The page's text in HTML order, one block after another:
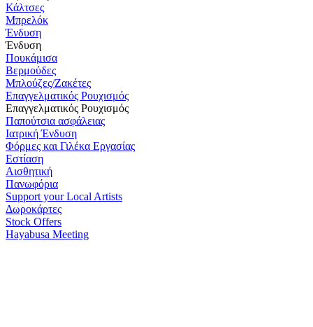
Κάλτσες
Μπρελόκ
Ένδυση
Ένδυση
Πουκάμισα
Βερμούδες
Μπλούζες/Ζακέτες
Επαγγελματικός Ρουχισμός
Επαγγελματικός Ρουχισμός
Παπούτσια ασφάλειας
Ιατρική Ένδυση
Φόρμες και Γιλέκα Εργασίας
Εστίαση
Αισθητική
Πανωφόρια
Support your Local Artists
Δωροκάρτες
Stock Offers
Hayabusa Meeting